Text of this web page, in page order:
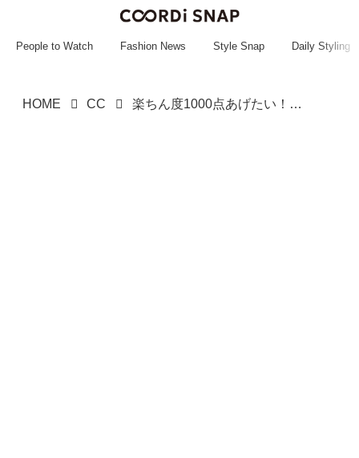
~~~~~~~~~~~
People to Watch Fashion News Style Snap Daily Styling
HOME CC 楽ちん度1000点あげたい！【ワークマン】大人が頼れる「快適スカート」